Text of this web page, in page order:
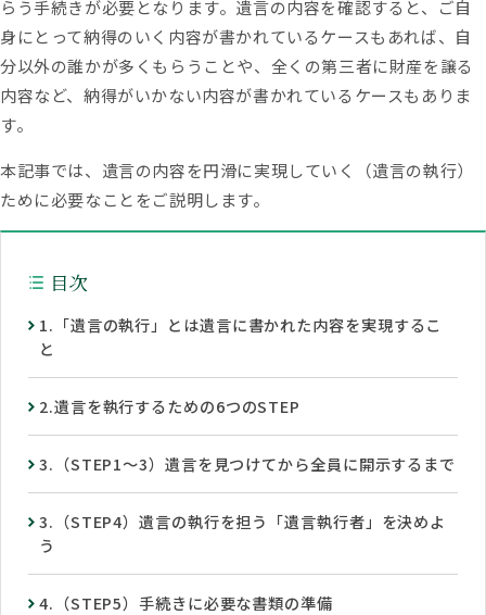
相続権がある人・ない人とは？配
らう手続きが必要となります。遺言の内容を確認すると、ご自
身にとって納得のいく内容が書かれているケースもあれば、自
分以外の誰かが多くもらうことや、全くの第三者に財産を譲る
内容など、納得がいかない内容が書かれているケースもありま
す。
本記事では、遺言の内容を円滑に実現していく（遺言の執行）
ために必要なことをご説明します。
目次
1.「遺言の執行」とは遺言に書かれた内容を実現するこ
と
2.遺言を執行するための6つのSTEP
3.（STEP1～3）遺言を見つけてから全員に開示するまで
3.（STEP4）遺言の執行を担う「遺言執行者」を決めよ
う
4.（STEP5）手続きに必要な書類の準備